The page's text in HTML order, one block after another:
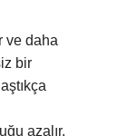
ve daha
bir
azalır.